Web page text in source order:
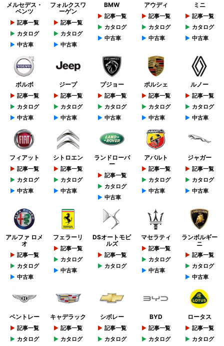
メルセデス・
ベンツ
記事一覧
カタログ
中古車
フォルクスワ
ーゲン
記事一覧
カタログ
中古車
BMW
記事一覧
カタログ
中古車
アウディ
記事一覧
カタログ
中古車
ミニ
記事一覧
カタログ
中古車
ボルボ
記事一覧
カタログ
中古車
ジープ
記事一覧
カタログ
中古車
プジョー
記事一覧
カタログ
中古車
ポルシェ
記事一覧
カタログ
中古車
ルノー
記事一覧
カタログ
中古車
フィアット
記事一覧
カタログ
中古車
シトロエン
記事一覧
カタログ
中古車
ランドローバ
ー
記事一覧
カタログ
中古車
アバルト
記事一覧
カタログ
中古車
ジャガー
記事一覧
カタログ
中古車
アルファ ロメ
オ
記事一覧
カタログ
中古車
フェラーリ
記事一覧
カタログ
中古車
DSオートモビ
ルズ
記事一覧
カタログ
マセラティ
記事一覧
カタログ
中古車
ランボルギー
ニ
記事一覧
カタログ
中古車
ベントレー
記事一覧
カタログ
キャデラック
記事一覧
カタログ
シボレー
記事一覧
カタログ
BYD
記事一覧
カタログ
ロータス
記事一覧
カタログ